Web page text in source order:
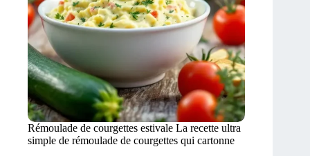
Rémoulade de courgettes estivale La recette ultra
simple de rémoulade de courgettes qui cartonne